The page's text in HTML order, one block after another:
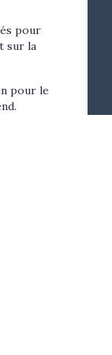
pour
sur la
pour le